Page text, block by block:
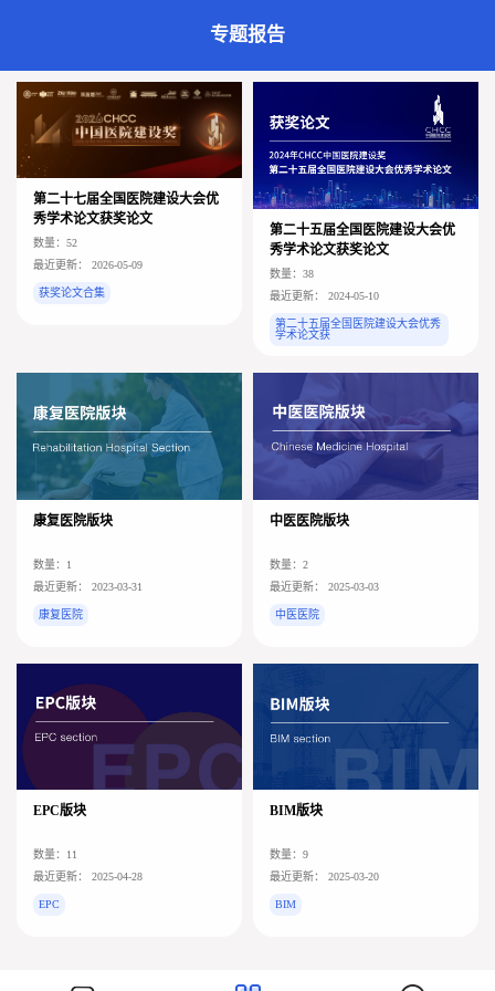
专题报告
第二十七届全国医院建设大会优
秀学术论文获奖论文
数量：52
最近更新： 2026-05-09
获奖论文合集
第二十五届全国医院建设大会优
秀学术论文获奖论文
数量：38
最近更新： 2024-05-10
第二十五届全国医院建设大会优秀
学术论文获
康复医院版块
数量：1
最近更新： 2023-03-31
康复医院
中医医院版块
数量：2
最近更新： 2025-03-03
中医医院
EPC版块
数量：11
最近更新： 2025-04-28
EPC
BIM版块
数量：9
最近更新： 2025-03-20
BIM